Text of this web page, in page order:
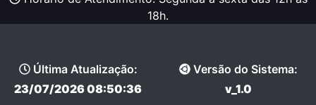
18h.
Última Atualização:
23/07/2026 08:50:36
Versão do Sistema:
v_1.0